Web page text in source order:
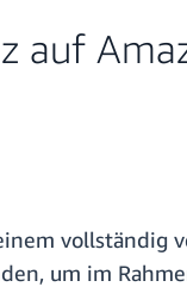
auf
vollständig
um im